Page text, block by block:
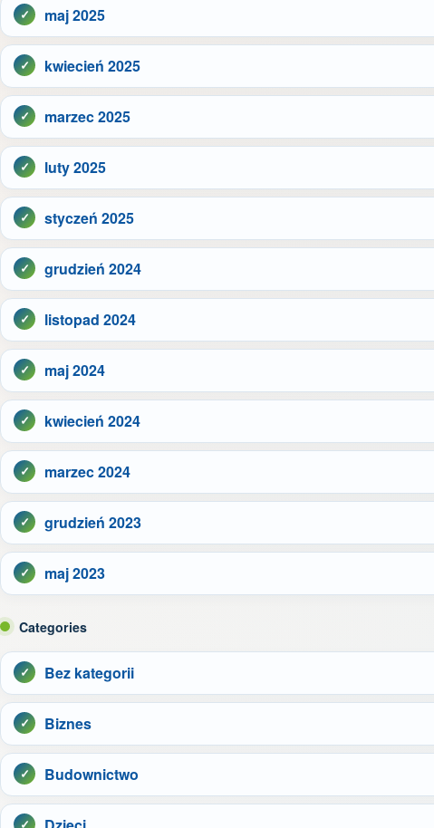
maj 2025
kwiecień 2025
marzec 2025
luty 2025
styczeń 2025
grudzień 2024
listopad 2024
maj 2024
kwiecień 2024
marzec 2024
grudzień 2023
maj 2023
Categories
Bez kategorii
Biznes
Budownictwo